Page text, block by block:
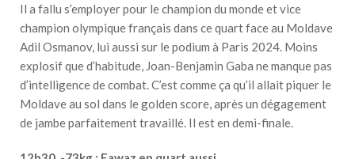
Il a fallu s’employer pour le champion du monde et vice
champion olympique français dans ce quart face au Moldave
Adil Osmanov, lui aussi sur le podium à Paris 2024. Moins
explosif que d’habitude, Joan-Benjamin Gaba ne manque pas
d’intelligence de combat. C’est comme ça qu’il allait piquer le
Moldave au sol dans le golden score, après un dégagement
de jambe parfaitement travaillé. Il est en demi-finale.